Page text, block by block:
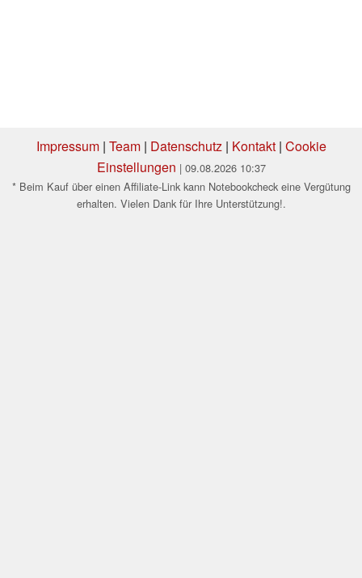
Impressum| Team| Datenschutz| Kontakt| Cookie
Einstellungen | 09.08.2026 10:37
* Beim Kauf über einen Affiliate-Link kann Notebookcheck eine Vergütung
erhalten. Vielen Dank für Ihre Unterstützung!.